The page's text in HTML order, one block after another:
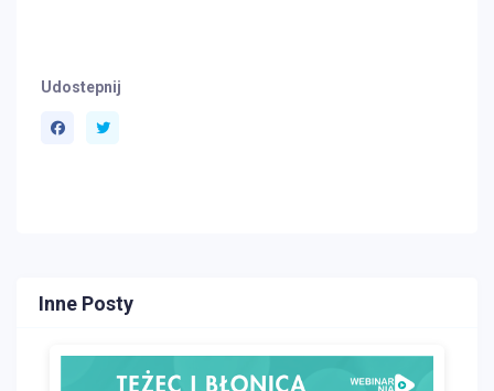
Udostepnij
Inne Posty